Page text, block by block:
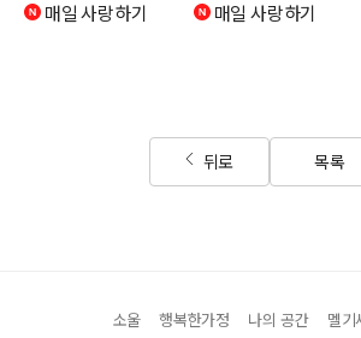
매일 사랑하기 매일 사랑하기
뒤로 목록
소울 행복한가정 나의 공간 멜기